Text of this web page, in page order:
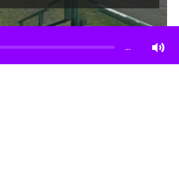
Escucha el artículo
…